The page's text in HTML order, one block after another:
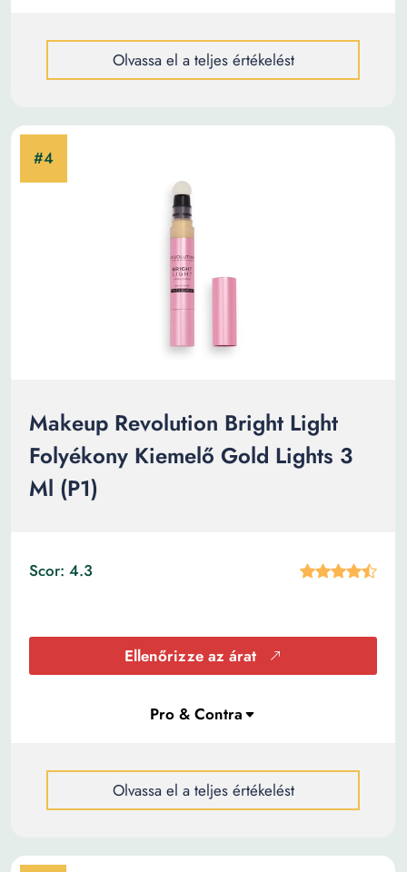
Olvassa el a teljes értékelést
Makeup Revolution Bright Light
Folyékony Kiemelő Gold Lights 3
Ml (P1)
Scor: 4.3
Ellenőrizze az árat
Olvassa el a teljes értékelést